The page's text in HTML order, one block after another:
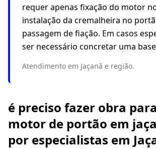
requer apenas fixação do motor
instalação da cremalheira no
passagem de fiação. Em casos
ser necessário concretar uma
Atendimento em Jaçanã e região.
é preciso fazer obra
motor de portão em
por especialistas em